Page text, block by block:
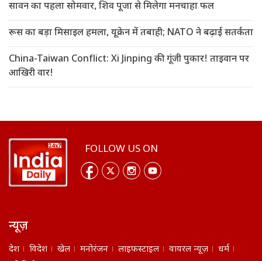
सावन का पहला सोमवार, शिव पूजा से मिलेगा मनचाहा फल
रूस का बड़ा मिसाइल हमला, यूक्रेन में तबाही; NATO ने बढ़ाई सतर्कता
China-Taiwan Conflict: Xi Jinping की गूंजी पुकार! ताइवान पर
आखिरी वार!
FOLLOW US ON
न्यूज़
देश विदेश खेल मनोरंजन लाइफस्टाइल वायरल न्यूज़
धर्म